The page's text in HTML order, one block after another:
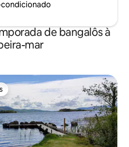
de bangalôs à
mar